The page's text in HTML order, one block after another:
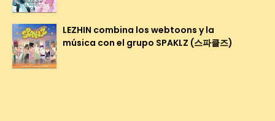
LEZHIN combina los webtoons y la
música con el grupo SPAKLZ (스파클즈)